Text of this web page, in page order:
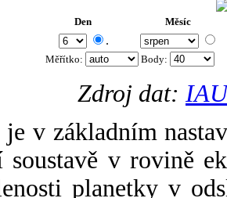
Den Měsíc
.
Měřítko: Body:
Zdroj dat:
v základním
soustavě v rovině
planetky v